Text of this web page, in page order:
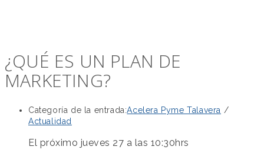
¿QUÉ ES UN PLAN DE
MARKETING?
Categoría de la entrada:Acelera Pyme Talavera /
Actualidad
El próximo jueves 27 a las 10:30hrs